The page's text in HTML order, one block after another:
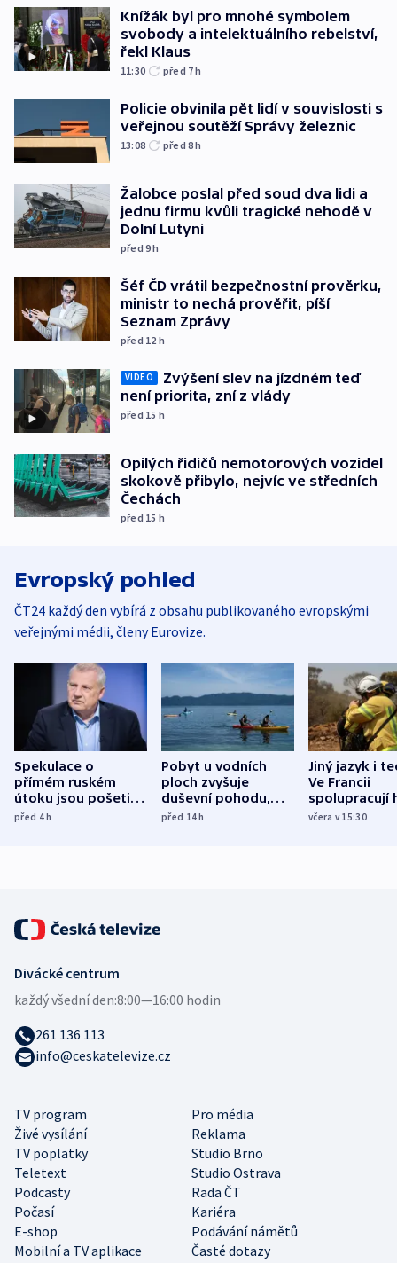
Knížák byl pro mnohé symbolem
svobody a intelektuálního rebelství,
řekl Klaus
11:30 před 7h
Policie obvinila pět lidí v souvislosti s
veřejnou soutěží Správy železnic
13:08 před 8h
Žalobce poslal před soud dva lidi a
jednu firmu kvůli tragické nehodě v
Dolní Lutyni
před 9h
Šéf ČD vrátil bezpečnostní prověrku,
ministr to nechá prověřit, píší
Seznam Zprávy
před 12 h
VIDEO
Zvýšení slev na jízdném teď
není priorita, zní z vlády
před 15 h
Opilých řidičů nemotorových vozidel
skokově přibylo, nejvíc ve středních
Čechách
před 15 h
Evropský pohled
ČT24 každý den vybírá z obsahu publikovaného evropskými
veřejnými médii, členy Eurovize.
Spekulace o
přímém ruském
útoku jsou pošetilé,
míní estonský
před 4h
Pobyt u vodních
ploch zvyšuje
duševní pohodu,
ukázala
před 14h
Jiný jazyk i
Ve Francii
spolupracují
různých zemí
včera v 15:30
TV program
Pro média
Živé vysílání
Reklama
TV poplatky
Studio Brno
Teletext
Studio Ostrava
Podcasty
Rada ČT
Počasí
Kariéra
E-shop
Podávání námětů
Mobilní a TV aplikace
Časté dotazy
Divácké centrum
každý všední den:8:00—16:00 hodin
261 136 113
info@ceskatelevize.cz